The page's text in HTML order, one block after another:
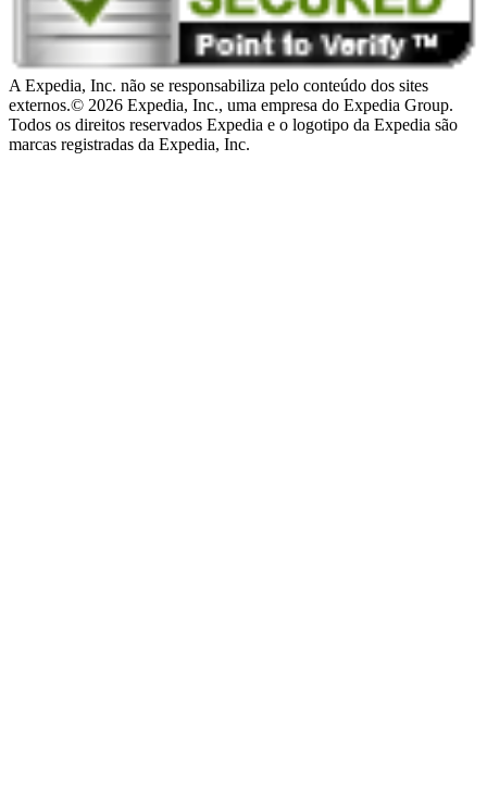
A Expedia, Inc. não se responsabiliza pelo conteúdo dos sites
externos.© 2026 Expedia, Inc., uma empresa do Expedia Group.
Todos os direitos reservados Expedia e o logotipo da Expedia são
marcas registradas da Expedia, Inc.